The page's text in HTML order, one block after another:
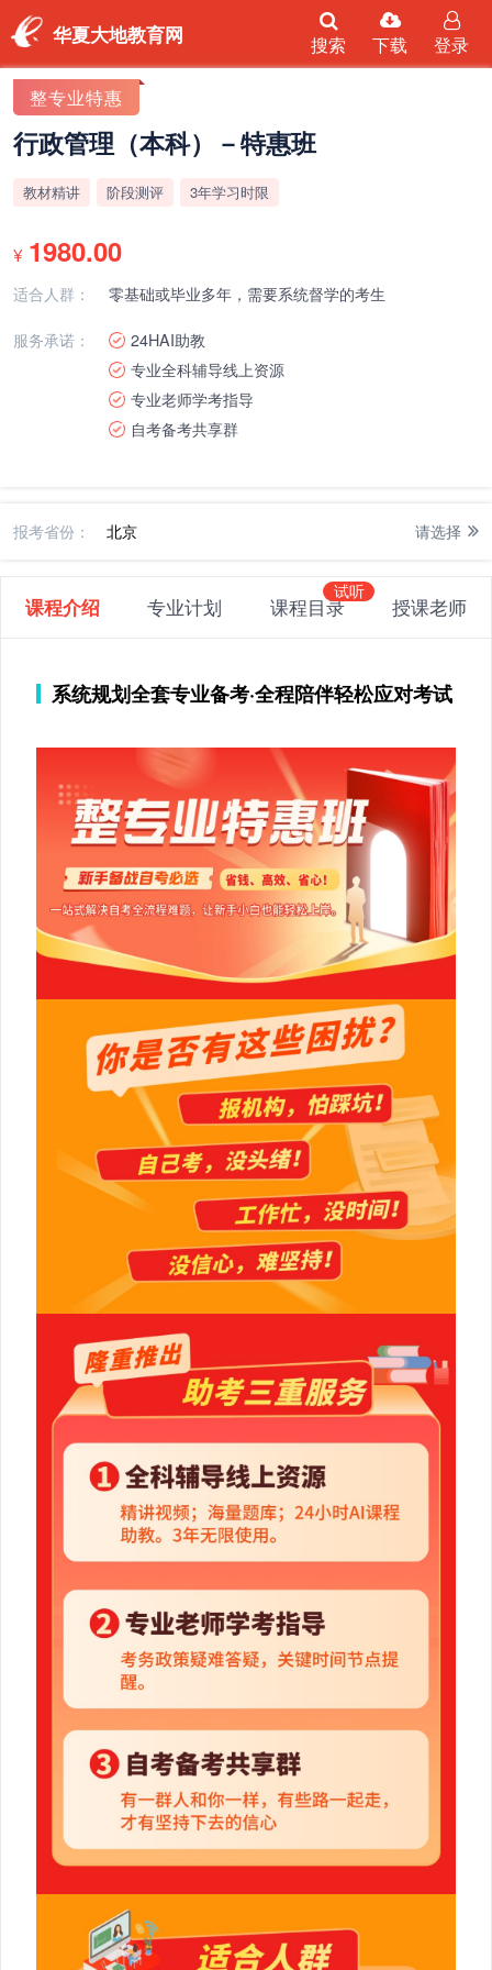
华夏大地教育网 搜索 下载 登录
整专业特惠
行政管理（本科）－特惠班
教材精讲 阶段测评 3年学习时限
¥ 1980.00
适合人群： 零基础或毕业多年，需要系统督学的考生
服务承诺：
24HAI助教
专业全科辅导线上资源
专业老师学考指导
自考备考共享群
报考省份： 北京 请选择
课程介绍 专业计划 课程目录 授课老师
系统规划全套专业备考·全程陪伴轻松应对考试